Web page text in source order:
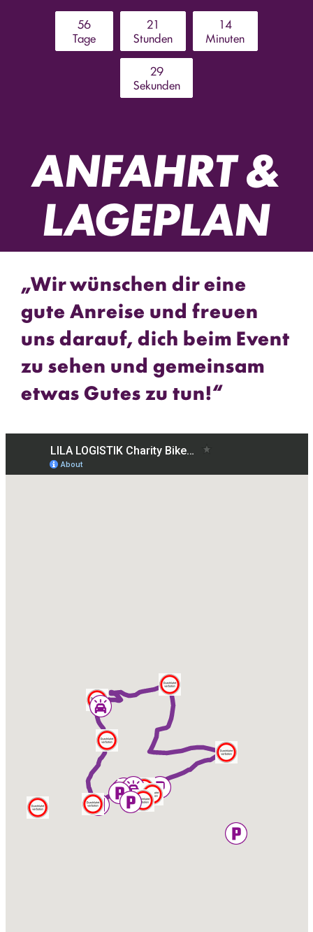
56
Tage
21
Stunden
14
Minuten
28
Sekunden
ANFAHRT &
LAGEPLAN
„Wir wünschen dir eine
gute Anreise und freuen
uns darauf, dich beim Event
zu sehen und gemeinsam
etwas Gutes zu tun!“